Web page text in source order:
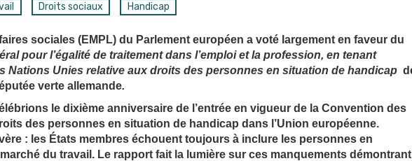
Droits sociaux Handicap
sociales (EMPL) du Parlement européen a voté largement en faveur du
pour l’égalité de traitement dans l’emploi et la profession, en tenant
Nations Unies relative aux droits des personnes en situation de handicap
verte allemande.
le dixième anniversaire de l’entrée en vigueur de la Convention des
des personnes en situation de handicap dans l’Union européenne.
: les États membres échouent toujours à inclure les personnes en
du travail. Le rapport fait la lumière sur ces manquements démontrant